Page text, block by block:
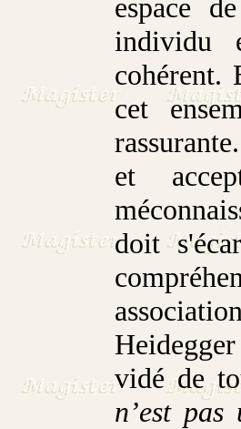
espace
individu
cohérent.
cet
et
doit
vidé de
n’est